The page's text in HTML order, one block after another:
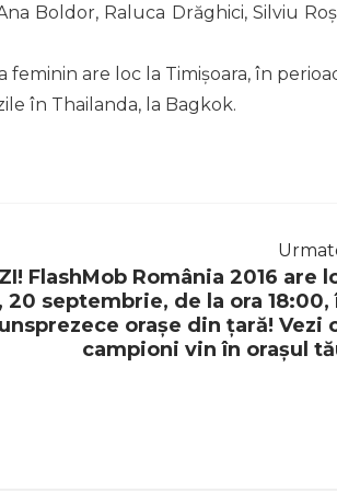
Boldor, Raluca Drăghici, Silviu
are loc la Timișoara, în
în Thailanda, la Bagkok.
FlashMob România 2016 are
20 septembrie, de la ora 18:00,
unsprezece orașe din țară! Vezi
campioni vin în orașul